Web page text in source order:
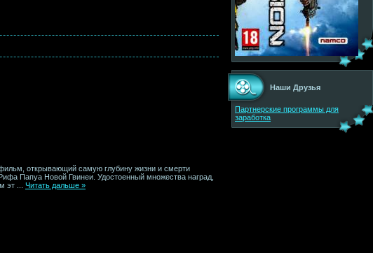
открывающий самую глубину жизни и смерти
Папуа Новой Гвинеи. Удостоенный множества наград,
эт
Читать дальше »
Наши Друзья
Партнерские программы для
заработка